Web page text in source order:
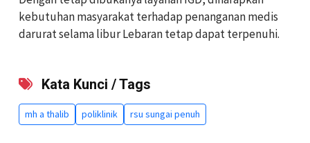
kebutuhan masyarakat terhadap penanganan medis
darurat selama libur Lebaran tetap dapat terpenuhi.
Kata Kunci / Tags
mh a thalib poliklinik rsu sungai penuh